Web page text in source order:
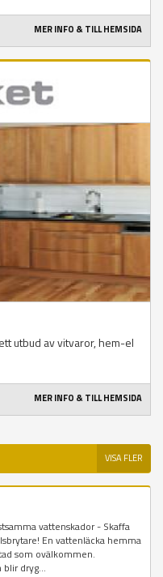
MER INFO & TILL HEMSIDA
utbud av vitvaror, hem-el
MER INFO & TILL HEMSIDA
VISA FLER
vattenskador - Skaffa
En vattenläcka hemma
som ovälkommen.
dryg...